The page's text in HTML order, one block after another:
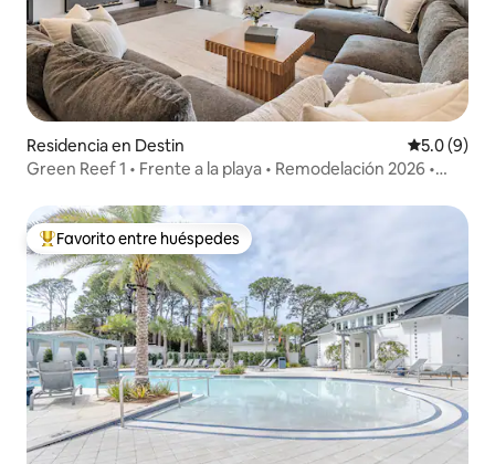
Residencia en Destin
5.0 (9)
Green Reef 1 • Frente a la playa • Remodelación 2026 •
De los mejores en Favorito entre huéspedes
Favorito entre huéspedes